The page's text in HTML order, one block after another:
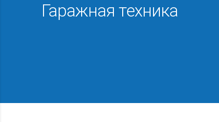
Гаражная техника